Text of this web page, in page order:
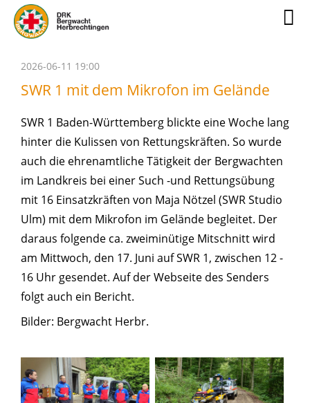
2026-06-11 19:00
SWR 1 mit dem Mikrofon im Gelände
SWR 1 Baden-Württemberg blickte eine Woche lang
hinter die Kulissen von Rettungskräften. So wurde
auch die ehrenamtliche Tätigkeit der Bergwachten
im Landkreis bei einer Such -und Rettungsübung
mit 16 Einsatzkräften von Maja Nötzel (SWR Studio
Ulm) mit dem Mikrofon im Gelände begleitet. Der
daraus folgende ca. zweiminütige Mitschnitt wird
am Mittwoch, den 17. Juni auf SWR 1, zwischen 12 -
16 Uhr gesendet. Auf der Webseite des Senders
folgt auch ein Bericht.
Bilder: Bergwacht Herbr.